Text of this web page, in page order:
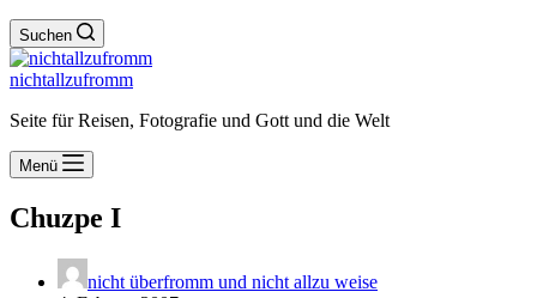
Suchen
nichtallzufromm
Seite für Reisen, Fotografie und Gott und die Welt
Menü
Chuzpe I
nicht überfromm und nicht allzu weise